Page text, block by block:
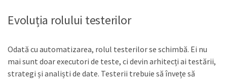
Evoluția rolului testerilor
Odată cu automatizarea, rolul testerilor se schimbă. Ei nu
mai sunt doar executori de teste, ci devin arhitecți ai testării,
strategi și analiști de date. Testerii trebuie să învețe să